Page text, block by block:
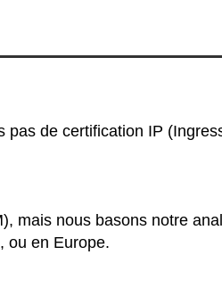
pas de certification IP
mais nous basons notre
ou en Europe.